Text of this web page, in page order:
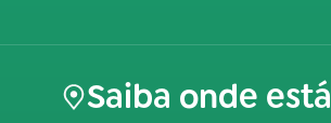
Saiba onde